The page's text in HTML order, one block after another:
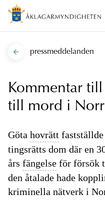
pressmeddelanden
Kommentar
till mord i
Göta hovrätt
tingsrätts dom där en
års fängelse för försök
den åtalade hade
kriminella nätverk i